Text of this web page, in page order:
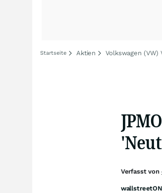
Startseite Aktien Volkswagen (VW)
Verfasst von